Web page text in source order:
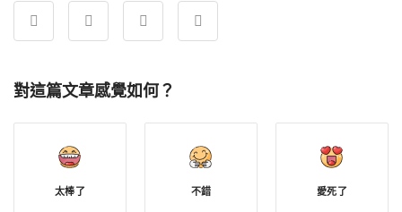
對這篇文章感覺如何？
太棒了 不錯 愛死了